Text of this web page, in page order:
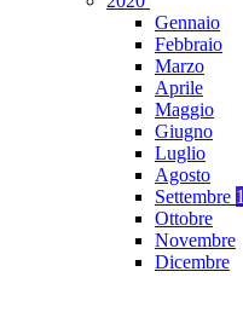
Gennaio
Febbraio
Marzo
Aprile
Maggio
Giugno
Luglio
Agosto
Settembre 1
Ottobre
Novembre
Dicembre